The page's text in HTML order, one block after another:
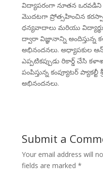
విద్యాపరంగా నూతన ఒరవడిని
మొదటగా ప్రోత్సహించిన
ధన్యవాదాలు మరియు
ద్వారా విజ్ఞానాన్ని అందిస్తున్న
అభినందనలు. అధ్యాపకుల
ఎప్పటికప్పుడు రికార్డ్ చేసి
పంపిస్తున్న కంప్యూటర్
అభినందనలు.
Submit a
Your email address will
fields are marked *